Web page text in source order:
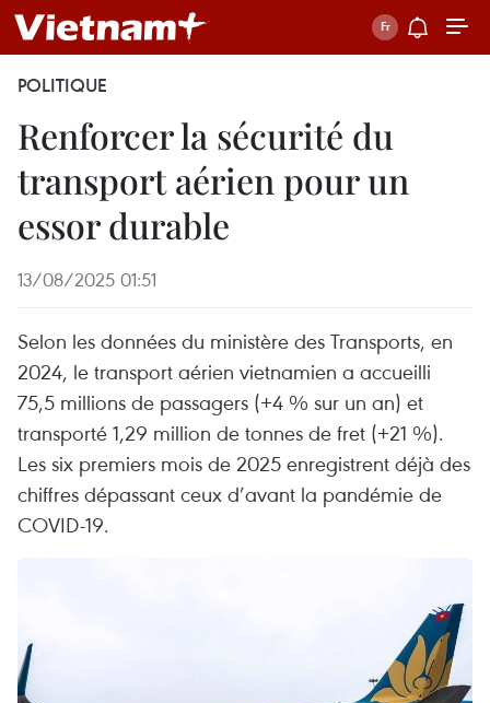
POLITIQUE
Renforcer la sécurité du
transport aérien pour un
essor durable
13/08/2025 01:51
Selon les données du ministère des Transports, en
2024, le transport aérien vietnamien a accueilli
75,5 millions de passagers (+4 % sur un an) et
transporté 1,29 million de tonnes de fret (+21 %).
Les six premiers mois de 2025 enregistrent déjà des
chiffres dépassant ceux d’avant la pandémie de
COVID-19.